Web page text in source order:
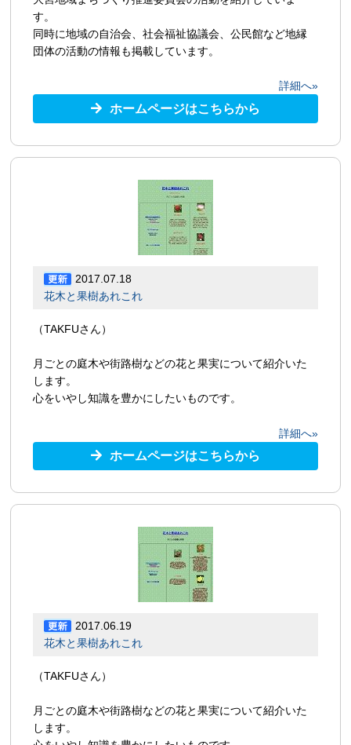
す。
同時に地域の自治会、社会福祉協議会、公民館など地縁
団体の活動の情報も掲載しています。
詳細へ»
ホームページはこちらから
2017.07.18
花木と果樹あれこれ
（TAKFUさん）
月ごとの庭木や街路樹などの花と果実について紹介いた
します。
心をいやし知識を豊かにしたいものです。
詳細へ»
ホームページはこちらから
2017.06.19
花木と果樹あれこれ
（TAKFUさん）
月ごとの庭木や街路樹などの花と果実について紹介いた
します。